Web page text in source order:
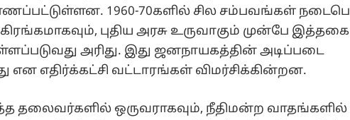
1960-70களில் சில சம்பவங்கள்
புதிய அரசு உருவாகும் முன்பே
அரிது. இது ஜனநாயகத்தின் அடிப்படை
என எதிர்க்கட்சி வட்டாரங்கள் விமர்சிக்கின்றன.
தலைவர்களில் ஒருவராகவும், நீதிமன்ற வாதங்களில்